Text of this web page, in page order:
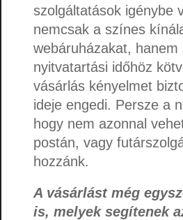
szolgáltatások igénybe
nemcsak a színes
webáruházakat,
nyitvatartási időhöz
vásárlás kényelmet
ideje engedi. Persze a
hogy nem azonnal
postán, vagy
hozzánk.
A vásárlást még
is, melyek segítenek